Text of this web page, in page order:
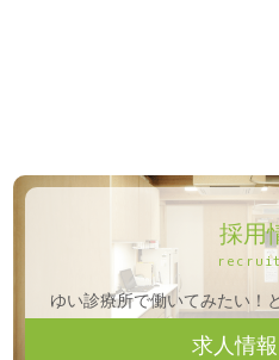
採用
ゆい診療所で働いてみたい！
求人情